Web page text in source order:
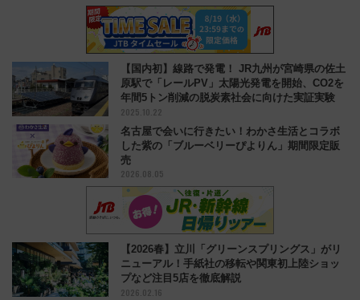
【国内初】線路で発電！ JR九州が宮崎県の佐土
原駅で「レールPV」太陽光発電を開始、CO2を
年間5トン削減の脱炭素社会に向けた実証実験
2025.10.22
名古屋で会いに行きたい！わかさ生活とコラボ
した紫の「ブルーベリーぴよりん」期間限定販
売
2026.08.05
【2026春】立川「グリーンスプリングス」がリ
ニューアル！手紙社の移転や関東初上陸ショッ
プなど注目5店を徹底解説
2026.02.16